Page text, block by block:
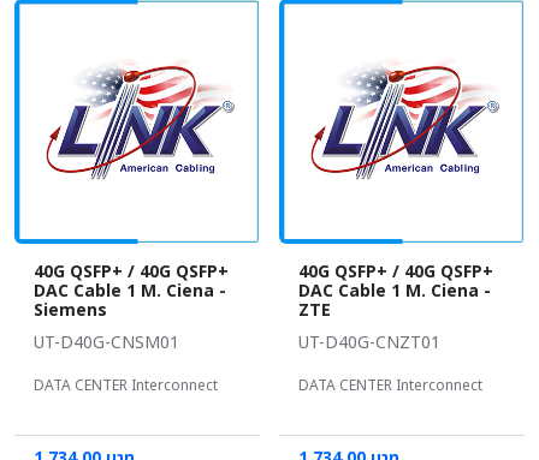
40G QSFP+ / 40G QSFP+
DAC Cable 1 M. Ciena -
Siemens
UT-D40G-CNSM01
DATA CENTER Interconnect
40G QSFP+ / 40G QSFP+
DAC Cable 1 M. Ciena -
ZTE
UT-D40G-CNZT01
DATA CENTER Interconnect